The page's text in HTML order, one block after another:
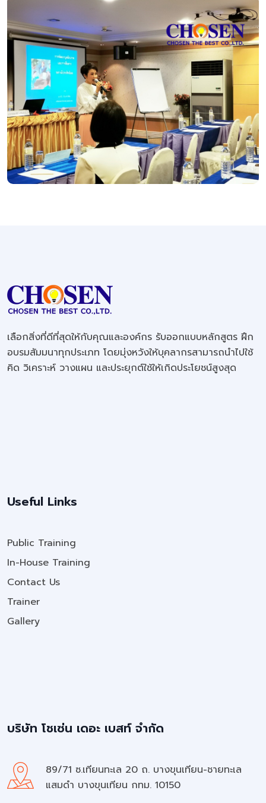
เลือกสิ่งที่ดีที่สุดให้กับคุณและองค์กร รับออกแบบหลักสูตร ฝึก
อบรมสัมมนาทุกประเภท โดยมุ่งหวังให้บุคลากรสามารถนำไปใช้
คิด วิเคราะห์ วางแผน และประยุกต์ใช้ให้เกิดประโยชน์สูงสุด
Useful Links
Public Training
In-House Training
Contact Us
Trainer
Gallery
บริษัท โชเซ่น เดอะ เบสท์ จำกัด
89/71 ซ.เทียนทะเล 20 ถ. บางขุนเทียน-ชายทะเล
แสมดำ บางขุนเทียน กทม. 10150